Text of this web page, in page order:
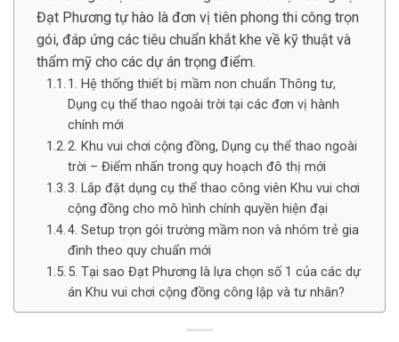
Đạt Phương tự hào là đơn vị tiên phong thi công trọn
gói, đáp ứng các tiêu chuẩn khắt khe về kỹ thuật và
thẩm mỹ cho các dự án trọng điểm.
1. Hệ thống thiết bị mầm non chuẩn Thông tư,
Dụng cụ thể thao ngoài trời tại các đơn vị hành
chính mới
2. Khu vui chơi cộng đồng, Dụng cụ thể thao ngoài
trời – Điểm nhấn trong quy hoạch đô thị mới
3. Lắp đặt dụng cụ thể thao công viên Khu vui chơi
cộng đồng cho mô hình chính quyền hiện đại
4. Setup trọn gói trường mầm non và nhóm trẻ gia
đình theo quy chuẩn mới
5. Tại sao Đạt Phương là lựa chọn số 1 của các dự
án Khu vui chơi cộng đồng công lập và tư nhân?